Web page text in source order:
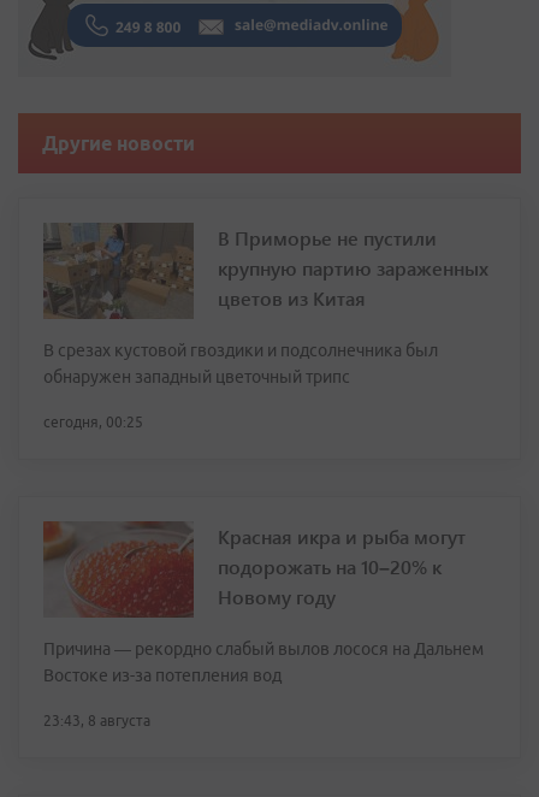
Другие новости
В Приморье не пустили
крупную партию зараженных
цветов из Китая
В срезах кустовой гвоздики и подсолнечника был
обнаружен западный цветочный трипс
сегодня, 00:25
Красная икра и рыба могут
подорожать на 10–20% к
Новому году
Причина — рекордно слабый вылов лосося на Дальнем
Востоке из-за потепления вод
23:43, 8 августа